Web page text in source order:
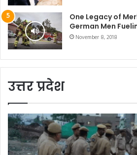
One Legacy of
German Men
November 8, 2018
उत्तर प्रदेश